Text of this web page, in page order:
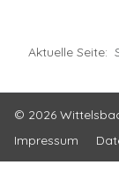
Aktuelle Seite:
© 2026
Impressum